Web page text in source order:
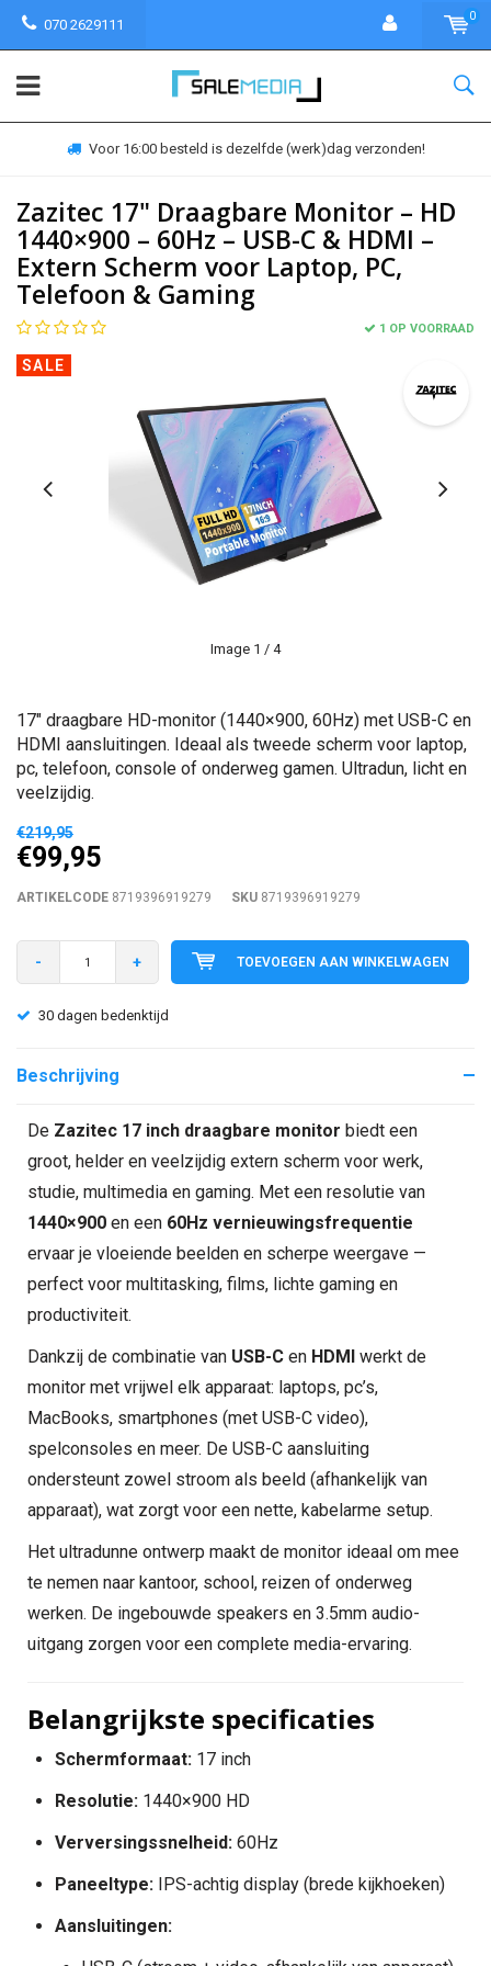
070 2629111
0
Voor 16:00 besteld is dezelfde (werk)dag verzonden!
Zazitec 17" Draagbare Monitor – HD
1440×900 – 60Hz – USB-C & HDMI –
Extern Scherm voor Laptop, PC,
Telefoon & Gaming
1 OP VOORRAAD
SALE
Image 1 / 4
17" draagbare HD-monitor (1440×900, 60Hz) met USB-C en
HDMI aansluitingen. Ideaal als tweede scherm voor laptop,
pc, telefoon, console of onderweg gamen. Ultradun, licht en
veelzijdig.
€219,95
€99,95
ARTIKELCODE 8719396919279 SKU 8719396919279
- + TOEVOEGEN AAN WINKELWAGEN
30 dagen bedenktijd
Beschrijving
De Zazitec 17 inch draagbare monitor biedt een
groot, helder en veelzijdig extern scherm voor werk,
studie, multimedia en gaming. Met een resolutie van
1440×900 en een 60Hz vernieuwingsfrequentie
ervaar je vloeiende beelden en scherpe weergave —
perfect voor multitasking, films, lichte gaming en
productiviteit.
Dankzij de combinatie van USB-C en HDMI werkt de
monitor met vrijwel elk apparaat: laptops, pc’s,
MacBooks, smartphones (met USB-C video),
spelconsoles en meer. De USB-C aansluiting
ondersteunt zowel stroom als beeld (afhankelijk van
apparaat), wat zorgt voor een nette, kabelarme setup.
Het ultradunne ontwerp maakt de monitor ideaal om mee
te nemen naar kantoor, school, reizen of onderweg
werken. De ingebouwde speakers en 3.5mm audio-
uitgang zorgen voor een complete media-ervaring.
Belangrijkste specificaties
Schermformaat: 17 inch
Resolutie: 1440×900 HD
Verversingssnelheid: 60Hz
Paneeltype: IPS-achtig display (brede kijkhoeken)
Aansluitingen: